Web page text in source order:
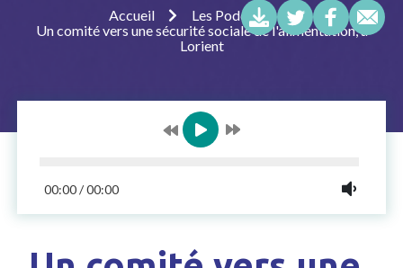
Accueil
Les Podcasts
Un comité vers une sécurité sociale de l'alimentation, à
Lorient
00:00/00:00